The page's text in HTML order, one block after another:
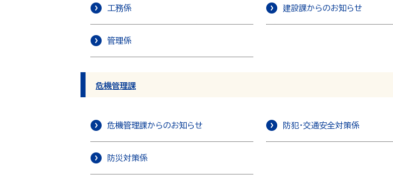
工務係 建設課からのお知らせ
管理係
危機管理課
危機管理課からのお知らせ 防犯・交通安全対策係
防災対策係